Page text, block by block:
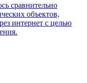
сравнительно
объектов,
интернет с целью